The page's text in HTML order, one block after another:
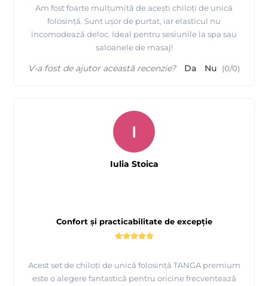
Am fost foarte mulțumită de acești chiloți de unică
folosință. Sunt ușor de purtat, iar elasticul nu
incomodează deloc. Ideal pentru sesiunile la spa sau
saloanele de masaj!
V-a fost de ajutor această recenzie? Da Nu (0/0)
Confort și practicabilitate de excepție
Acest set de chiloți de unică folosință TANGA premium
este o alegere fantastică pentru oricine frecventează
I
Iulia Stoica